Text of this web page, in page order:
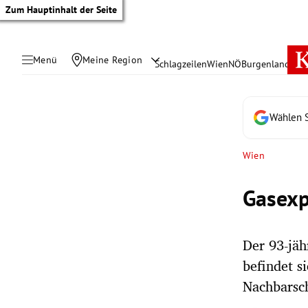
Zum Hauptinhalt der Seite
Menü Meine Region SchlagzeilenWienNÖBurgenland
Wählen
Wien
Der 93-
befindet